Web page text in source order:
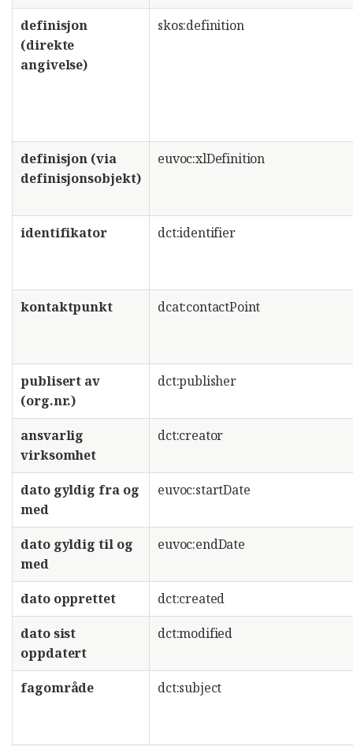
definisjon
(direkte
angivelse)
skos:definition
definisjon (via
definisjonsobjekt)
euvoc:xlDefinition
identifikator dct:identifier
kontaktpunkt dcat:contactPoint
publisert av
(org.nr.)
dct:publisher
ansvarlig
virksomhet
dct:creator
dato gyldig fra og
med
euvoc:startDate
dato gyldig til og
med
euvoc:endDate
dato opprettet
dct:created
dato sist
oppdatert
dct:modified
fagområde dct:subject